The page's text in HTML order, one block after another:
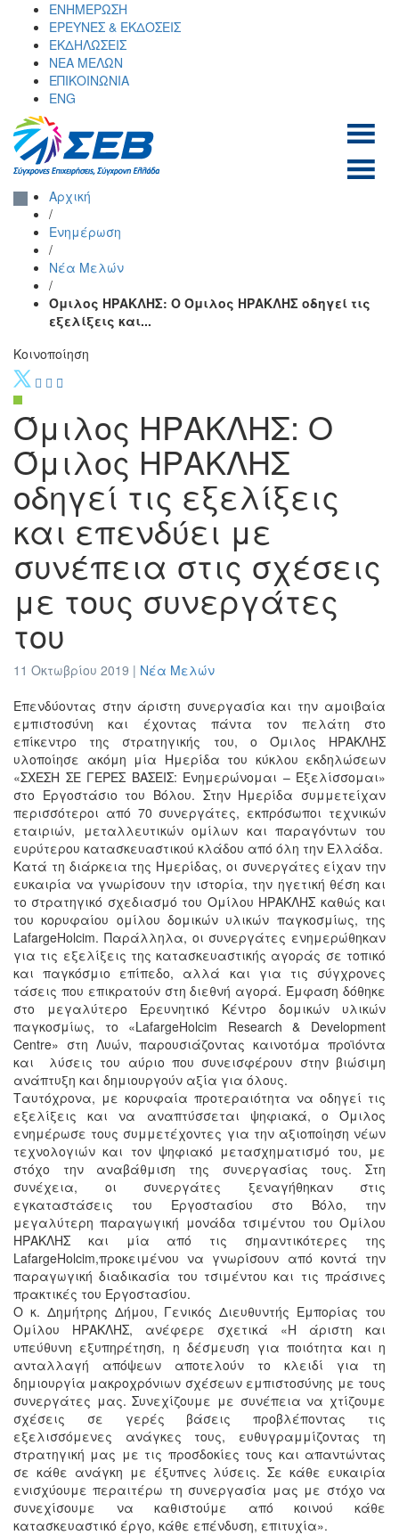
content
ΕΝΗΜΕΡΩΣΗ
ΕΡΕΥΝΕΣ & ΕΚΔΟΣΕΙΣ
ΕΚΔΗΛΩΣΕΙΣ
ΝΕΑ ΜΕΛΩΝ
ΕΠΙΚΟΙΝΩΝΙΑ
ENG
επιχειρήσεων και
βιομηχανιών
Αρχική
/
Ενημέρωση
/
Νέα Μελών
/
Όμιλος ΗΡΑΚΛΗΣ: Ο Όμιλος ΗΡΑΚΛΗΣ οδηγεί τις
εξελίξεις και...
Κοινοποίηση
Όμιλος ΗΡΑΚΛΗΣ: Ο
Όμιλος ΗΡΑΚΛΗΣ
οδηγεί τις εξελίξεις
και επενδύει με
συνέπεια στις σχέσεις
με τους συνεργάτες
του
11 Οκτωβρίου 2019 | Νέα Μελών
Επενδύοντας στην άριστη συνεργασία και την αμοιβαία
εμπιστοσύνη και έχοντας πάντα τον πελάτη στο
επίκεντρο της στρατηγικής του, ο Όμιλος ΗΡΑΚΛΗΣ
υλοποίησε ακόμη μία Ημερίδα του κύκλου εκδηλώσεων
«ΣΧΕΣΗ ΣΕ ΓΕΡΕΣ ΒΑΣΕΙΣ: Ενημερώνομαι – Εξελίσσομαι»
στο Εργοστάσιο του Βόλου. Στην Ημερίδα συμμετείχαν
περισσότεροι από 70 συνεργάτες, εκπρόσωποι τεχνικών
εταιριών, μεταλλευτικών ομίλων και παραγόντων του
ευρύτερου κατασκευαστικού κλάδου από όλη την Ελλάδα.
Κατά τη διάρκεια της Ημερίδας, οι συνεργάτες είχαν την
ευκαιρία να γνωρίσουν την ιστορία, την ηγετική θέση και
το στρατηγικό σχεδιασμό του Ομίλου ΗΡΑΚΛΗΣ καθώς και
του κορυφαίου ομίλου δομικών υλικών παγκοσμίως, της
LafargeHolcim. Παράλληλα, οι συνεργάτες ενημερώθηκαν
για τις εξελίξεις της κατασκευαστικής αγοράς σε τοπικό
και παγκόσμιο επίπεδο, αλλά και για τις σύγχρονες
τάσεις που επικρατούν στη διεθνή αγορά. Έμφαση δόθηκε
στο μεγαλύτερο Ερευνητικό Κέντρο δομικών υλικών
παγκοσμίως, το «LafargeHolcim Research & Development
Centre» στη Λυών, παρουσιάζοντας καινοτόμα προϊόντα
και λύσεις του αύριο που συνεισφέρουν στην βιώσιμη
ανάπτυξη και δημιουργούν αξία για όλους.
Ταυτόχρονα, με κορυφαία προτεραιότητα να οδηγεί τις
εξελίξεις και να αναπτύσσεται ψηφιακά, ο Όμιλος
ενημέρωσε τους συμμετέχοντες για την αξιοποίηση νέων
τεχνολογιών και τον ψηφιακό μετασχηματισμό του, με
στόχο την αναβάθμιση της συνεργασίας τους. Στη
συνέχεια, οι συνεργάτες ξεναγήθηκαν στις
εγκαταστάσεις του Εργοστασίου στο Βόλο, την
μεγαλύτερη παραγωγική μονάδα τσιμέντου του Ομίλου
ΗΡΑΚΛΗΣ και μία από τις σημαντικότερες της
LafargeHolcim,προκειμένου να γνωρίσουν από κοντά την
παραγωγική διαδικασία του τσιμέντου και τις πράσινες
πρακτικές του Εργοστασίου.
Ο κ. Δημήτρης Δήμου, Γενικός Διευθυντής Εμπορίας του
Ομίλου ΗΡΑΚΛΗΣ, ανέφερε σχετικά «Η άριστη και
υπεύθυνη εξυπηρέτηση, η δέσμευση για ποιότητα και η
ανταλλαγή απόψεων αποτελούν το κλειδί για τη
δημιουργία μακροχρόνιων σχέσεων εμπιστοσύνης με τους
συνεργάτες μας. Συνεχίζουμε με συνέπεια να χτίζουμε
σχέσεις σε γερές βάσεις προβλέποντας τις
εξελισσόμενες ανάγκες τους, ευθυγραμμίζοντας τη
στρατηγική μας με τις προσδοκίες τους και απαντώντας
σε κάθε ανάγκη με έξυπνες λύσεις. Σε κάθε ευκαιρία
ενισχύουμε περαιτέρω τη συνεργασία μας με στόχο να
συνεχίσουμε να καθιστούμε από κοινού κάθε
κατασκευαστικό έργο, κάθε επένδυση, επιτυχία».